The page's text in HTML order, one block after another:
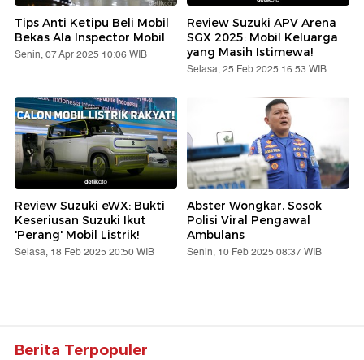
Tips Anti Ketipu Beli Mobil
Bekas Ala Inspector Mobil
Senin, 07 Apr 2025 10:06 WIB
Review Suzuki APV Arena
SGX 2025: Mobil Keluarga
yang Masih Istimewa!
Selasa, 25 Feb 2025 16:53 WIB
Review Suzuki eWX: Bukti
Keseriusan Suzuki Ikut
'Perang' Mobil Listrik!
Selasa, 18 Feb 2025 20:50 WIB
Abster Wongkar, Sosok
Polisi Viral Pengawal
Ambulans
Senin, 10 Feb 2025 08:37 WIB
Berita Terpopuler